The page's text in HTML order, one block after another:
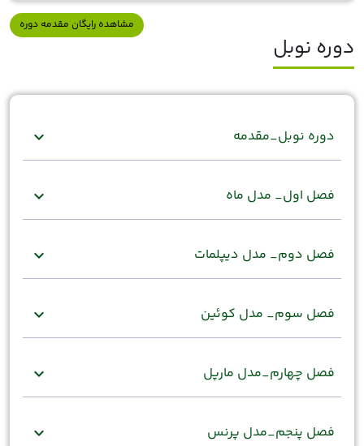
مشاهده رایگان مقدمه دوره
دوره نوبل
دوره نوبل_مقدمه expand_more
فصل اول_ مدل ماه expand_more
فصل دوم_ مدل دیپلمات expand_more
فصل سوم_ مدل کوئین expand_more
فصل چهارم_مدل مارپل expand_more
فصل پنجم_مدل پرنس expand_more